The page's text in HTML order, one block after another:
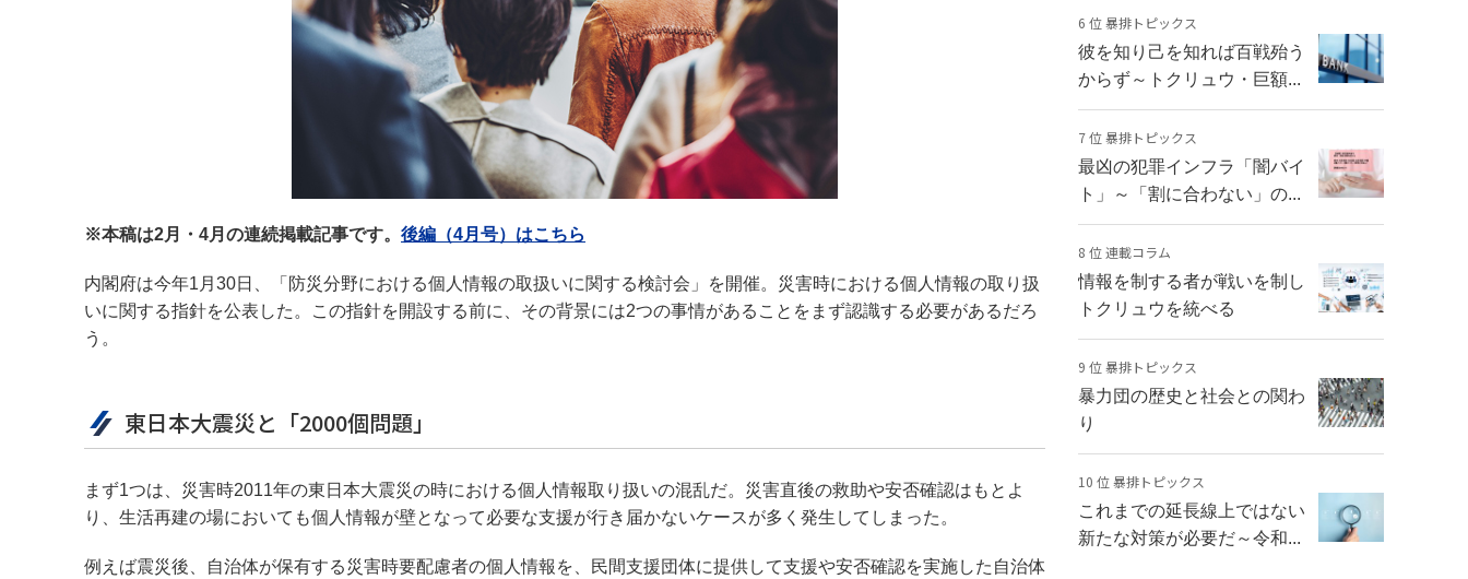
※本稿は2月・4月の連続掲載記事です。 後編（4月号）はこちら
内閣府は今年1月30日、「防災分野における個人情報の取扱いに関する検討会」を開催。災害時における個人情報の取り扱
いに関する指針を公表した。この指針を開設する前に、その背景には2つの事情があることをまず認識する必要があるだろ
う。
東日本大震災と「2000個問題」
まず1つは、災害時2011年の東日本大震災の時における個人情報取り扱いの混乱だ。災害直後の救助や安否確認はもとよ
り、生活再建の場においても個人情報が壁となって必要な支援が行き届かないケースが多く発生してしまった。
例えば震災後、自治体が保有する災害時要配慮者の個人情報を、民間支援団体に提供して支援や安否確認を実施した自治体
6 位 暴排トピックス
彼を知り己を知れば百戦殆う
からず～トクリュウ・巨額...
7 位 暴排トピックス
最凶の犯罪インフラ「闇バイ
ト」～「割に合わない」の...
8 位 連載コラム
情報を制する者が戦いを制し
トクリュウを統べる
9 位 暴排トピックス
暴力団の歴史と社会との関わ
り
10 位 暴排トピックス
これまでの延長線上ではない
新たな対策が必要だ～令和...